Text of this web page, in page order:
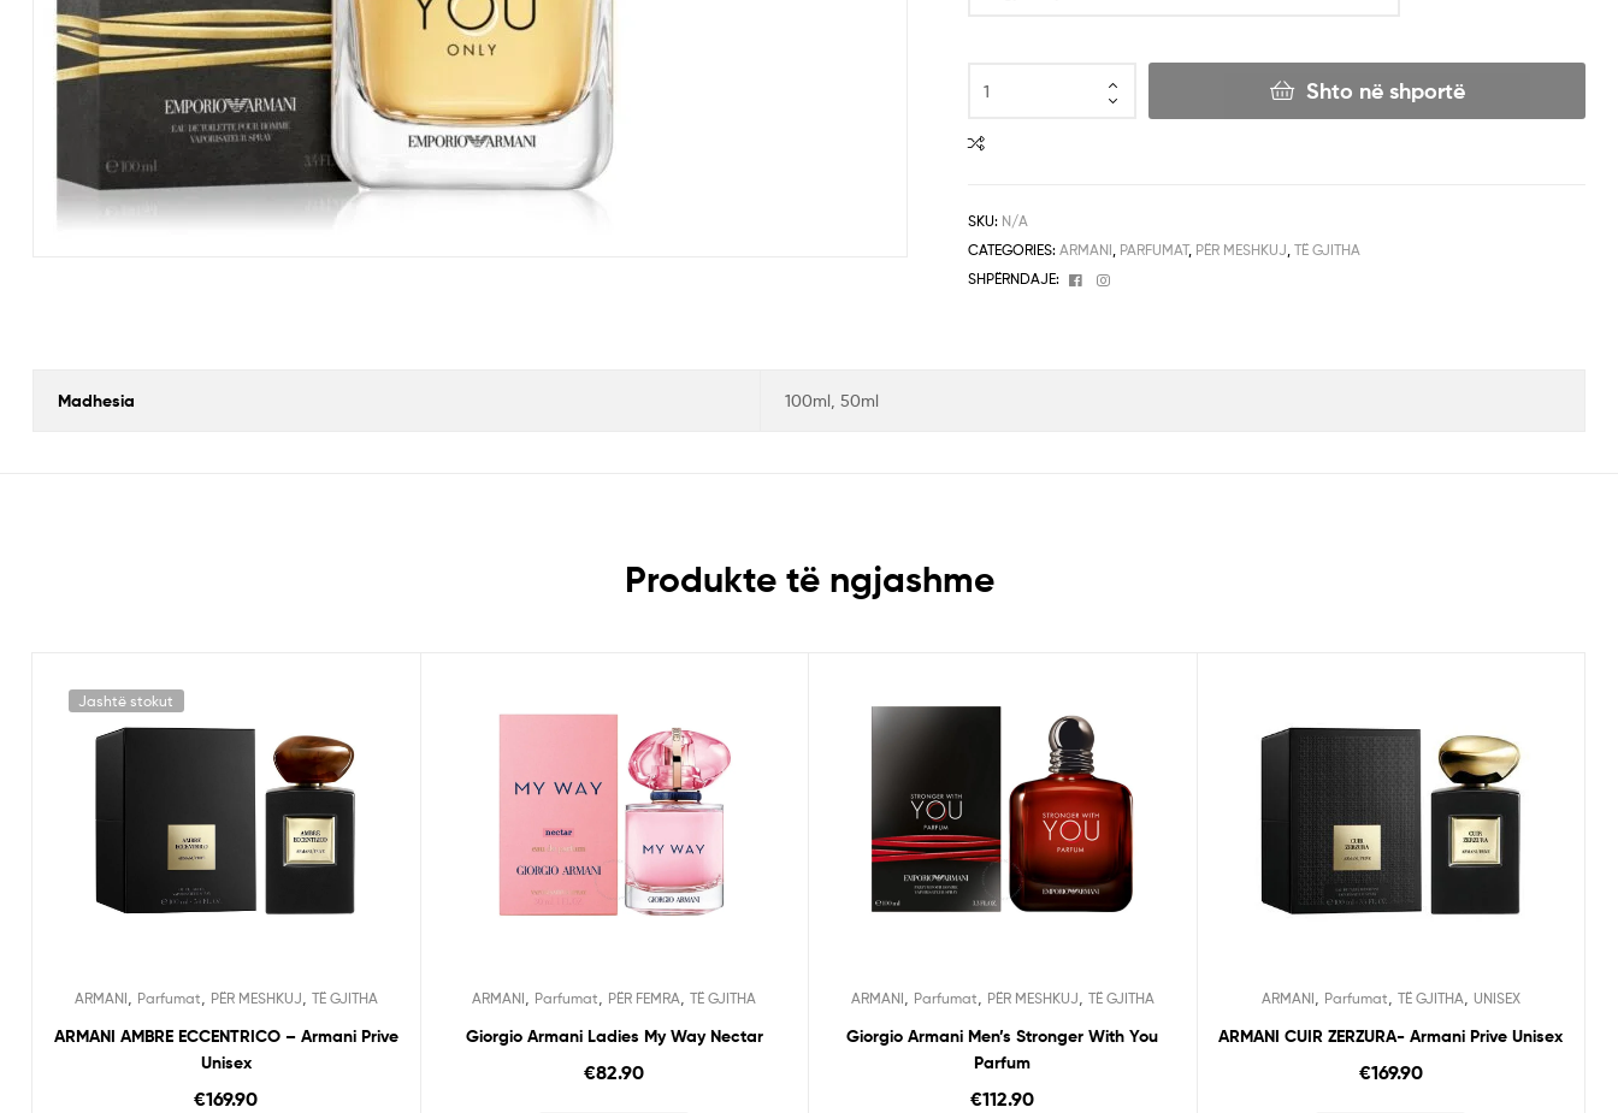
Shto në shportë
SKU: N/A
CATEGORIES:ARMANI PARFUMAT, PËR MESHKUJ ,TË GJITHA
SHPËRNDAJE:
Facebook
Instagram
Madhesia 100ml, 50ml
Produkte të ngjashme
Jashtë stokut
ARMANI Parfumat PËR MESHKUJ TË GJITHA
ARMANI AMBRE ECCENTRICO – Armani Prive
Unisex
€169.90
ARMANI Parfumat PËR FEMRA ,TË GJITHA
Giorgio Armani Ladies My Way Nectar
€82.90
ARMANI Parfumat PËR MESHKUJ TË GJITHA
Giorgio Armani Men’s Stronger With You
Parfum
€112.90
ARMANI Parfumat TË GJITHA UNISEX
ARMANI CUIR ZERZURA- Armani Prive Unisex
€169.90